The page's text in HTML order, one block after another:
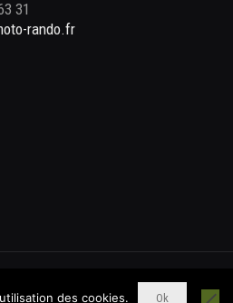
31
rando.fr
des cookies. Ok